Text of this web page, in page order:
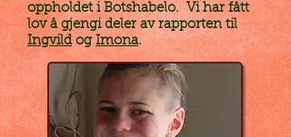
oppholdet i Botshabelo. Vi har fått
lov å gjengi deler av rapporten til
IngvildogImona.